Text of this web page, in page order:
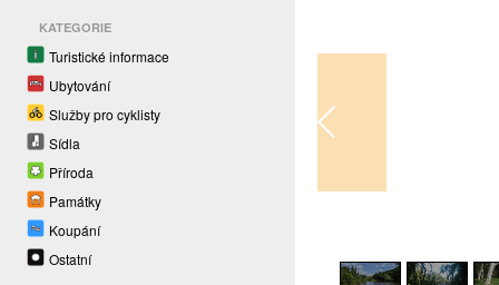
KATEGORIE
Turistické informace
Ubytování
Služby pro cyklisty
Sídla
Příroda
Památky
Koupání
Ostatní